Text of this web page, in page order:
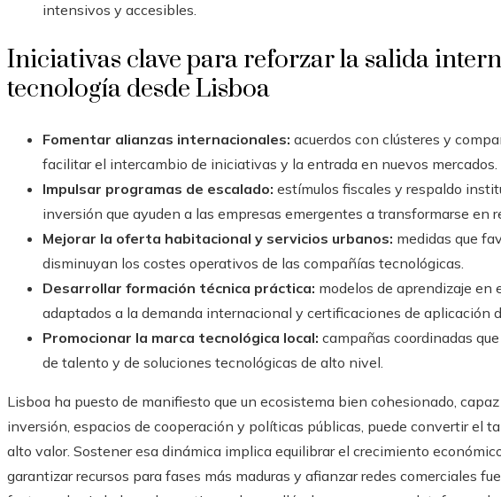
intensivos y accesibles.
Iniciativas clave para reforzar la salida
tecnología desde Lisboa
Fomentar alianzas internacionales: acuerdos con clústeres y
facilitar el intercambio de iniciativas y la entrada en nuevos mercados.
Impulsar programas de escalado: estímulos fiscales y respaldo
inversión que ayuden a las empresas emergentes a transformarse en
Mejorar la oferta habitacional y servicios urbanos: medidas que
disminuyan los costes operativos de las compañías tecnológicas.
Desarrollar formación técnica práctica: modelos de aprendizaje en
adaptados a la demanda internacional y certificaciones de aplicación
Promocionar la marca tecnológica local: campañas coordinadas
de talento y de soluciones tecnológicas de alto nivel.
Lisboa ha puesto de manifiesto que un ecosistema bien cohesionado,
inversión, espacios de cooperación y políticas públicas, puede convertir el
alto valor. Sostener esa dinámica implica equilibrar el crecimiento
garantizar recursos para fases más maduras y afianzar redes comerciales